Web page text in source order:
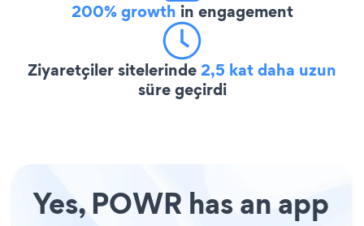
200% growth in engagement
Ziyaretçiler sitelerinde2,5 kat daha uzun
süre geçirdi
Yes, POWR has an app